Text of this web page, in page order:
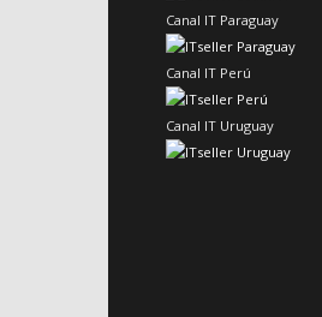
Canal IT Paraguay
Canal IT Perú
Canal IT Uruguay